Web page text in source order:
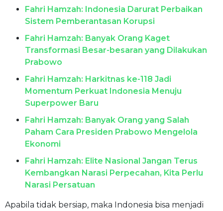
Fahri Hamzah: Indonesia Darurat Perbaikan
Sistem Pemberantasan Korupsi
Fahri Hamzah: Banyak Orang Kaget
Transformasi Besar-besaran yang Dilakukan
Prabowo
Fahri Hamzah: Harkitnas ke-118 Jadi
Momentum Perkuat Indonesia Menuju
Superpower Baru
Fahri Hamzah: Banyak Orang yang Salah
Paham Cara Presiden Prabowo Mengelola
Ekonomi
Fahri Hamzah: Elite Nasional Jangan Terus
Kembangkan Narasi Perpecahan, Kita Perlu
Narasi Persatuan
Apabila tidak bersiap, maka Indonesia bisa menjadi